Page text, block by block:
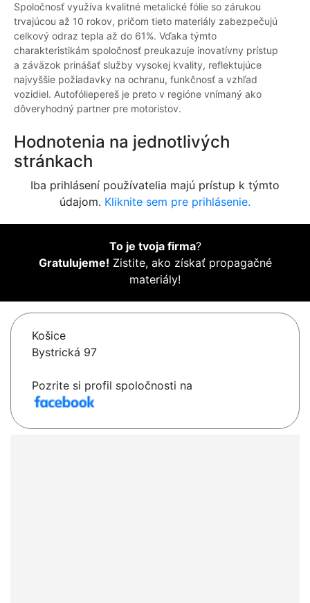
Spoločnosť využíva kvalitné metalické fólie so zárukou
trvajúcou až 10 rokov, pričom tieto materiály zabezpečujú
celkový odraz tepla až do 61%. Vďaka týmto
charakteristikám spoločnosť preukazuje inovatívny prístup
a záväzok prinášať služby vysokej kvality, reflektujúce
najvyššie požiadavky na ochranu, funkčnosť a vzhľad
vozidiel. Autofóliepereš je preto v regióne vnímaný ako
dôveryhodný partner pre motoristov.
Hodnotenia na jednotlivých
stránkach
Iba prihlásení používatelia majú prístup k týmto
údajom. Kliknite sem pre prihlásenie.
To je tvoja firma?
Gratulujeme! Zistite, ako získať propagačné
materiály!
Košice
Bystrická 97
Pozrite si profil spoločnosti na